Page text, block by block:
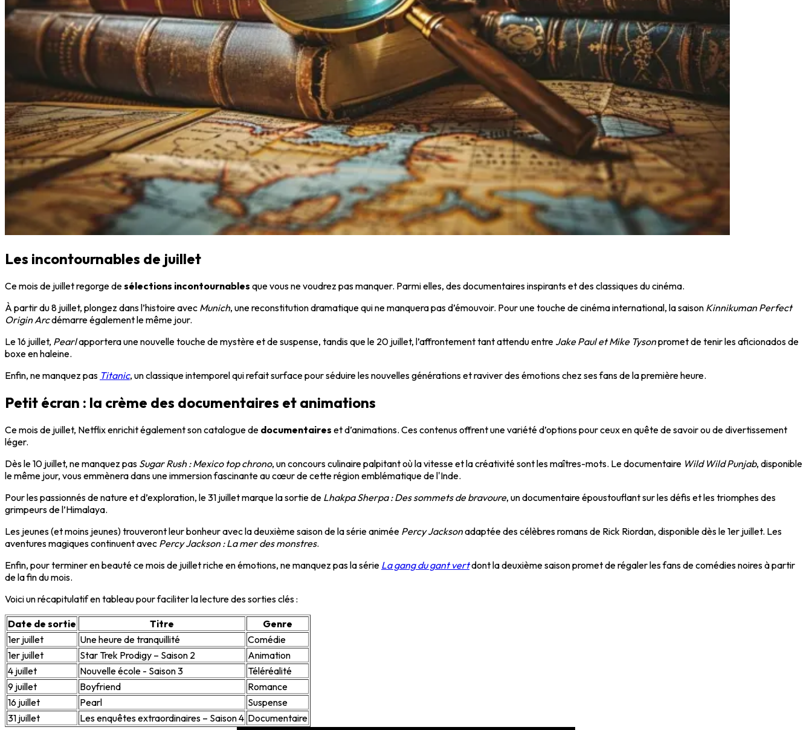
Les incontournables de juillet
Ce mois de juillet regorge desélections incontournables que vous ne voudrez pas manquer. Parmi elles, des documentaires inspirants et des classiques du cinéma.
À partir du 8 juillet, plongez dans l’histoire avec Munich, une reconstitution dramatique qui ne manquera pas d’émouvoir. Pour une touche de cinéma international, la saison Kinnikuman Perfect
Origin Arcdémarre également le même jour.
Le 16 juillet, Pearlapportera une nouvelle touche de mystère et de suspense, tandis que le 20 juillet, l’affrontement tant attendu entre Jake Paul et Mike Tysonpromet de tenir les aficionados de
boxe en haleine.
Enfin, ne manquez pas Titanic, un classique intemporel qui refait surface pour séduire les nouvelles générations et raviver des émotions chez ses fans de la première heure.
Petit écran : la crème des documentaires et animations
Ce mois de juillet, Netflix enrichit également son catalogue de documentaires et d’animations. Ces contenus offrent une variété d’options pour ceux en quête de savoir ou de divertissement
léger.
Dès le 10 juillet, ne manquez pas Sugar Rush : Mexico top chrono, un concours culinaire palpitant où la vitesse et la créativité sont les maîtres-mots. Le documentaire Wild Wild Punjab, disponible
le même jour, vous emmènera dans une immersion fascinante au cœur de cette région emblématique de l'Inde.
Pour les passionnés de nature et d’exploration, le 31 juillet marque la sortie de Lhakpa Sherpa : Des sommets de bravoure, un documentaire époustouflant sur les défis et les triomphes des
grimpeurs de l’Himalaya.
Les jeunes (et moins jeunes) trouveront leur bonheur avec la deuxième saison de la série animée Percy Jacksonadaptée des célèbres romans de Rick Riordan, disponible dès le 1er juillet. Les
aventures magiques continuent avec Percy Jackson : La mer des monstres.
Enfin, pour terminer en beauté ce mois de juillet riche en émotions, ne manquez pas la série La gang du gant vertdont la deuxième saison promet de régaler les fans de comédies noires à partir
de la fin du mois.
Voici un récapitulatif en tableau pour faciliter la lecture des sorties clés :
Date de sortie Titre
Genre
1er juillet
Une heure de tranquillité
Comédie
1er juillet
Star Trek Prodigy – Saison 2
Animation
4 juillet
Nouvelle école - Saison 3
Téléréalité
9 juillet
Boyfriend
Romance
16 juillet
Pearl
Suspense
31 juillet
Les enquêtes extraordinaires – Saison 4 Documentaire